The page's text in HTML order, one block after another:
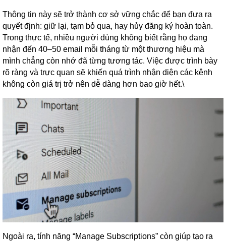
Thông tin này sẽ trở thành cơ sở vững chắc để bạn đưa ra
quyết định: giữ lại, tạm bỏ qua, hay hủy đăng ký hoàn toàn.
Trong thực tế, nhiều người dùng không biết rằng họ đang
nhận đến 40–50 email mỗi tháng từ một thương hiệu mà
mình chẳng còn nhớ đã từng tương tác. Việc được trình bày
rõ ràng và trực quan sẽ khiến quá trình nhận diện các kênh
không còn giá trị trở nên dễ dàng hơn bao giờ hết.\
Ngoài ra, tính năng “Manage Subscriptions” còn giúp tạo ra